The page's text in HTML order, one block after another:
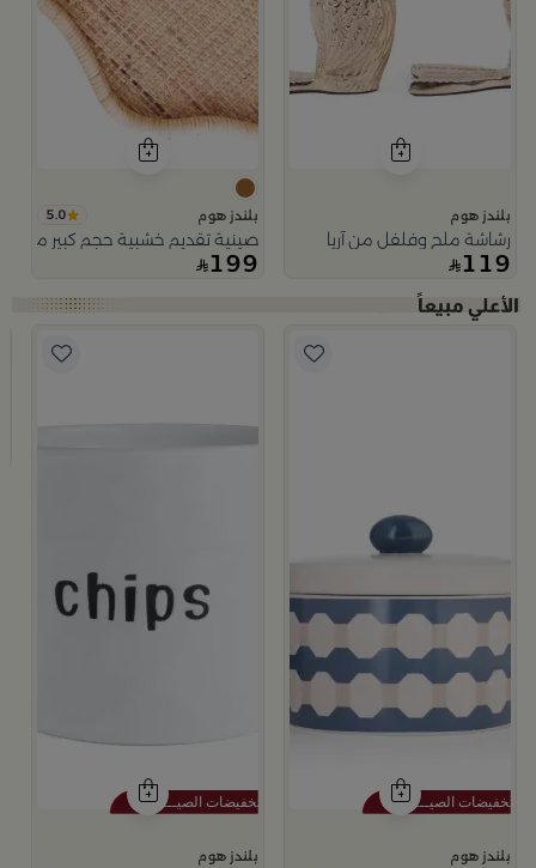
بلندز هوم
رشاشة ملح وفلفل من آريا
119
بلندز هوم 5.0
صينية تقديم خشبية حجم كبير من
199
بلندز هوم بلندز هوم